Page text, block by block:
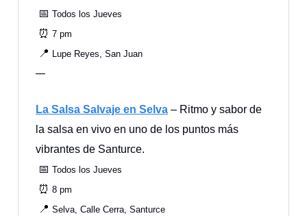
📅 Todos los Jueves
⏰ 7 pm
📍 Lupe Reyes, San Juan
—
La Salsa Salvaje en Selva – Ritmo y sabor de
la salsa en vivo en uno de los puntos más
vibrantes de Santurce.
📅 Todos los Jueves
⏰ 8 pm
📍 Selva, Calle Cerra, Santurce